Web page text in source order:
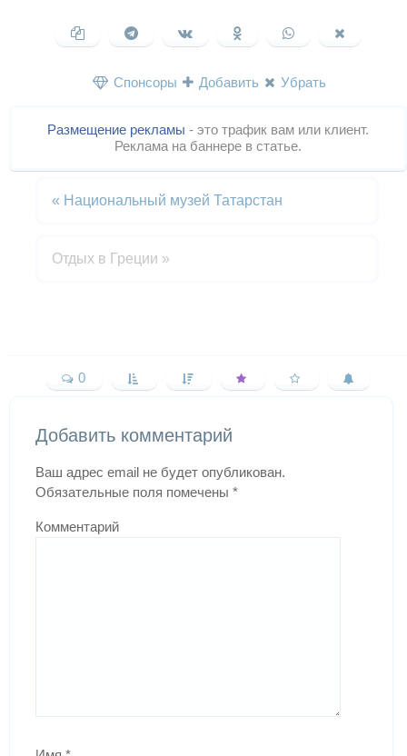
Спонсоры Добавить Убрать
Размещение рекламы - это трафик вам или клиент.
Реклама на баннере в статье.
« Национальный музей Татарстан
Отдых в Греции »
0
Добавить комментарий
Ваш адрес email не будет опубликован.
Обязательные поля помечены *
Комментарий